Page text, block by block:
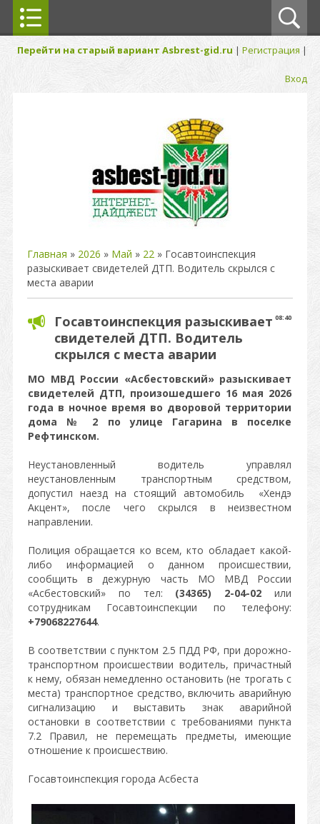
Перейти на старый вариант Asbrest-gid.ru | Регистрация |
Вход
Главная » 2026 » Май » 22 » Госавтоинспекция
разыскивает свидетелей ДТП. Водитель скрылся с
места аварии
08:40
Госавтоинспекция разыскивает
свидетелей ДТП. Водитель
скрылся с места аварии
МО МВД России «Асбестовский» разыскивает
свидетелей ДТП, произошедшего 16 мая 2026
года в ночное время во дворовой территории
дома № 2 по улице Гагарина в поселке
Рефтинском.
Неустановленный водитель управлял
неустановленным транспортным средством,
допустил наезд на стоящий автомобиль «Хендэ
Акцент», после чего скрылся в неизвестном
направлении.
Полиция обращается ко всем, кто обладает какой-
либо информацией о данном происшествии,
сообщить в дежурную часть МО МВД России
«Асбестовский» по тел: (34365) 2-04-02 или
сотрудникам Госавтоинспекции по телефону:
+79068227644.
В соответствии с пунктом 2.5 ПДД РФ, при дорожно-
транспортном происшествии водитель, причастный
к нему, обязан немедленно остановить (не трогать с
места) транспортное средство, включить аварийную
сигнализацию и выставить знак аварийной
остановки в соответствии с требованиями пункта
7.2 Правил, не перемещать предметы, имеющие
отношение к происшествию.
Госавтоинспекция города Асбеста